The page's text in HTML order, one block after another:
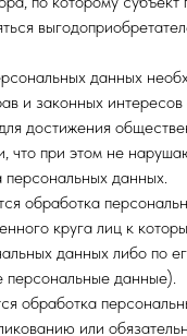
данных
и законных
достижения
что при этом не
персональных данных.
обработка
круга лиц к
данных либо по
данные).
обработка
или